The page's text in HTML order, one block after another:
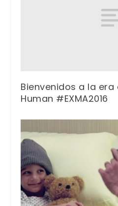
Bienvenidos a la era
Human #EXMA2016